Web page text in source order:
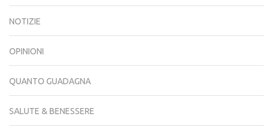
NOTIZIE
OPINIONI
QUANTO GUADAGNA
SALUTE & BENESSERE